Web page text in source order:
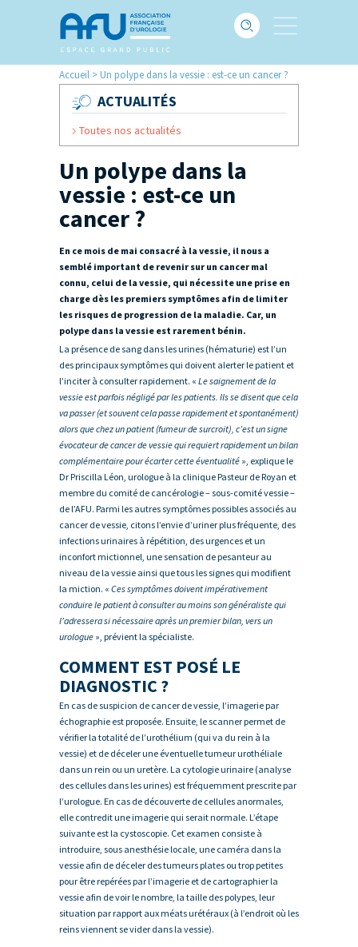
Accueil >Un polype dans la vessie : est-ce un cancer ?
ACTUALITÉS
Toutes nos actualités
Un polype dans la
vessie : est-ce un
cancer ?
En ce mois de mai consacré à la vessie, il nous a
semblé important de revenir sur un cancer mal
connu, celui de la vessie, qui nécessite une prise en
charge dès les premiers symptômes afin de limiter
les risques de progression de la maladie. Car, un
polype dans la vessie est rarement bénin.
La présence de sang dans les urines (hématurie) est l’un
des principaux symptômes qui doivent alerter le patient et
l’inciter à consulter rapidement. « Le saignement de la
vessie est parfois négligé par les patients. Ils se disent que cela
va passer (et souvent cela passe rapidement et spontanément)
alors que chez un patient (fumeur de surcroit), c’est un signe
évocateur de cancer de vessie qui requiert rapidement un bilan
complémentaire pour écarter cette éventualité », explique le
Dr Priscilla Léon, urologue à la clinique Pasteur de Royan et
membre du comité de cancérologie – sous-comité vessie –
de l’AFU. Parmi les autres symptômes possibles associés au
cancer de vessie, citons l’envie d’uriner plus fréquente, des
infections urinaires à répétition, des urgences et un
inconfort mictionnel, une sensation de pesanteur au
niveau de la vessie ainsi que tous les signes qui modifient
la miction. « Ces symptômes doivent impérativement
conduire le patient à consulter au moins son généraliste qui
l’adressera si nécessaire après un premier bilan, vers un
urologue », prévient la spécialiste.
COMMENT EST POSÉ LE
DIAGNOSTIC ?
En cas de suspicion de cancer de vessie, l’imagerie par
échographie est proposée. Ensuite, le scanner permet de
vérifier la totalité de l’urothélium (qui va du rein à la
vessie) et de déceler une éventuelle tumeur urothéliale
dans un rein ou un uretère. La cytologie urinaire (analyse
des cellules dans les urines) est fréquemment prescrite par
l’urologue. En cas de découverte de cellules anormales,
elle contredit une imagerie qui serait normale. L’étape
suivante est la cystoscopie. Cet examen consiste à
introduire, sous anesthésie locale, une caméra dans la
vessie afin de déceler des tumeurs plates ou trop petites
pour être repérées par l’imagerie et de cartographier la
vessie afin de voir le nombre, la taille des polypes, leur
situation par rapport aux méats urétéraux (à l’endroit où les
reins viennent se vider dans la vessie).